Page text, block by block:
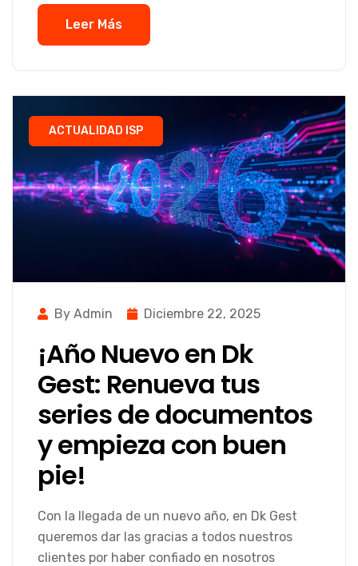
Leer Más
ACTUALIDAD ISP
By Admin Diciembre 22, 2025
¡Año Nuevo en Dk
Gest: Renueva tus
series de documentos
y empieza con buen
pie!
Con la llegada de un nuevo año, en Dk Gest
queremos dar las gracias a todos nuestros
clientes por haber confiado en nosotros